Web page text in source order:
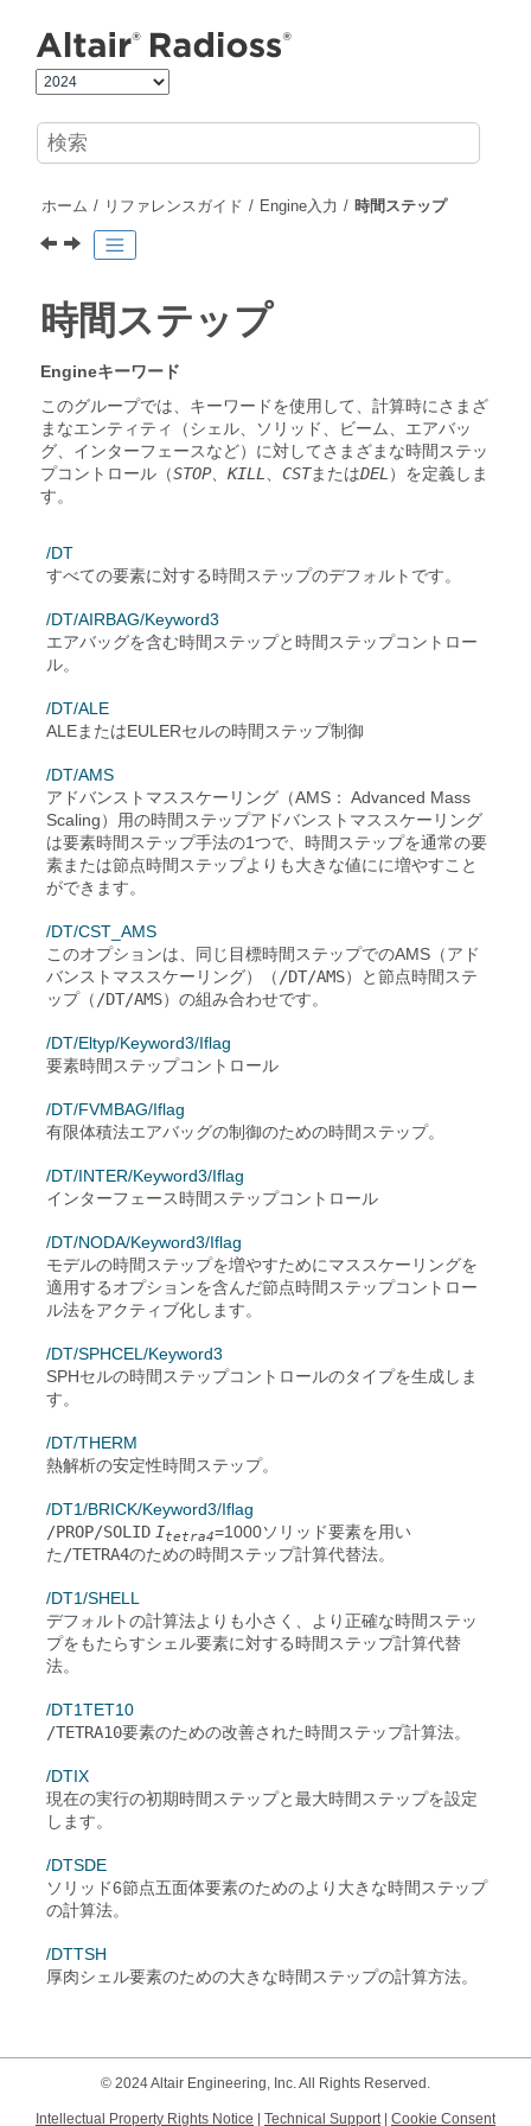
ホーム リファレンスガイド Engine入力 時間ステップ
時間ステップ
Engineキーワード
このグループでは、キーワードを使用して、計算時にさまざ
まなエンティティ（シェル、ソリッド、ビーム、エアバッ
グ、インターフェースなど）に対してさまざまな時間ステッ
プコントロール（STOP、 KILL CSTまたはDEL ）を定義しま
す。
/DT
すべての要素に対する時間ステップのデフォルトです。
/DT/AIRBAG/Keyword3
エアバッグを含む時間ステップと時間ステップコントロー
ル。
/DT/ALE
ALEまたはEULERセルの時間ステップ制御
/DT/AMS
アドバンストマススケーリング（AMS： Advanced Mass
Scaling）用の時間ステップアドバンストマススケーリング
は要素時間ステップ手法の1つで、時間ステップを通常の要
素または節点時間ステップよりも大きな値にに増やすこと
ができます。
/DT/CST_AMS
このオプションは、同じ目標時間ステップでのAMS（アド
バンストマススケーリング）（ /DT/AMS）と節点時間ステ
ップ（ /DT/AMS）の組み合わせです。
/DT/Eltyp/Keyword3/Iflag
要素時間ステップコントロール
/DT/FVMBAG/Iflag
有限体積法エアバッグの制御のための時間ステップ。
/DT/INTER/Keyword3/Iflag
インターフェース時間ステップコントロール
/DT/NODA/Keyword3/Iflag
モデルの時間ステップを増やすためにマススケーリングを
適用するオプションを含んだ節点時間ステップコントロー
ル法をアクティブ化します。
/DT/SPHCEL/Keyword3
SPHセルの時間ステップコントロールのタイプを生成しま
す。
/DT/THERM
熱解析の安定性時間ステップ。
/DT1/BRICK/Keyword3/Iflag
/PROP/SOLID Itetra4=1000ソリッド要素を用い
た /TETRA4のための時間ステップ計算代替法。
/DT1/SHELL
デフォルトの計算法よりも小さく、より正確な時間ステッ
プをもたらすシェル要素に対する時間ステップ計算代替
法。
/DT1TET10
/TETRA10要素のための改善された時間ステップ計算法。
/DTIX
現在の実行の初期時間ステップと最大時間ステップを設定
します。
/DTSDE
ソリッド6節点五面体要素のためのより大きな時間ステップ
の計算法。
/DTTSH
厚肉シェル要素のための大きな時間ステップの計算方法。
© 2024 Altair Engineering, Inc. All Rights Reserved.
Intellectual Property Rights Notice Technical Support| Cookie Consent